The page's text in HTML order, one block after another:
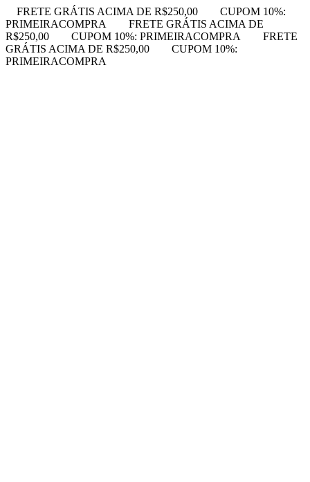
FRETE GRÁTIS ACIMA DE R$250,00
CUPOM 10%:
PRIMEIRACOMPRA
FRETE GRÁTIS ACIMA DE
R$250,00
CUPOM 10%: PRIMEIRACOMPRA
FRETE
GRÁTIS ACIMA DE R$250,00
CUPOM 10%:
PRIMEIRACOMPRA